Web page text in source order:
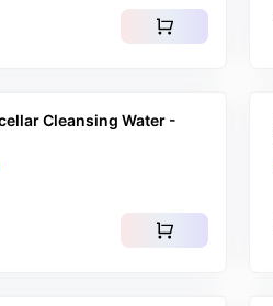
shopping_cart
Cleansing Water -
shopping_cart